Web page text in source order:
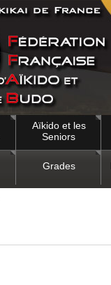
Aïkido et les
Seniors
Grades